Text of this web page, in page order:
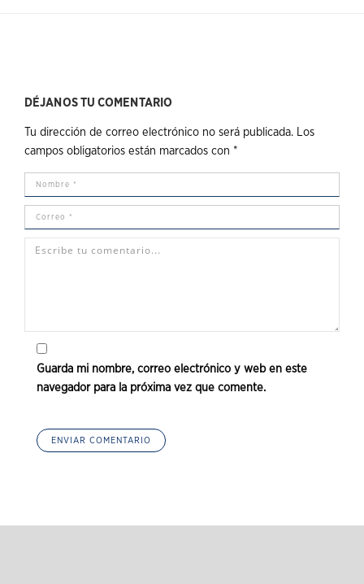
DÉJANOS TU COMENTARIO
Tu dirección de correo electrónico no será publicada. Los
campos obligatorios están marcados con *
Guarda mi nombre, correo electrónico y web en este
navegador para la próxima vez que comente.